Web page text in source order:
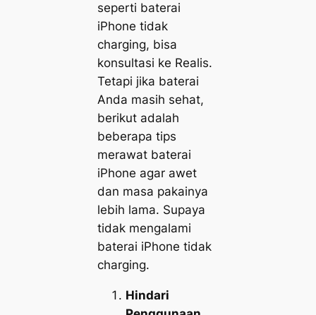
seperti baterai
iPhone tidak
charging, bisa
konsultasi ke Realis.
Tetapi jika baterai
Anda masih sehat,
berikut adalah
beberapa tips
merawat baterai
iPhone agar awet
dan masa pakainya
lebih lama. Supaya
tidak mengalami
baterai iPhone tidak
charging.
Hindari